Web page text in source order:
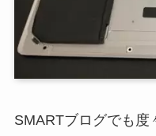
SMARTブログでも度